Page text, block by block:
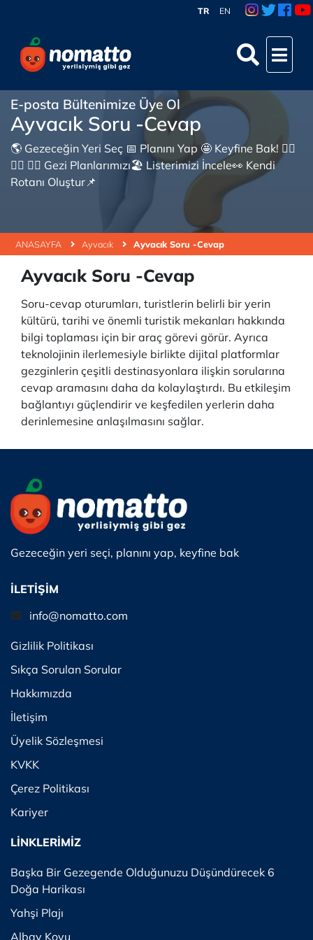
TR EN
ANASAYFA Ayvacık Ayvacık Soru -Cevap
E-posta Bültenimize Üye Ol
Ayvacık Soru -Cevap
🌎 Gezeceğin Yeri Seç 📅 Planını Yap 🤩 Keyfine Bak! 👇🏼
👇🏼 👇🏼 Gezi Planlarımızı🏖 Listerimizi İncele👀 Kendi
Rotanı Oluştur📌
Ayvacık Soru -Cevap
Soru-cevap oturumları, turistlerin belirli bir yerin
kültürü, tarihi ve önemli turistik mekanları hakkında
bilgi toplaması için bir araç görevi görür. Ayrıca
teknolojinin ilerlemesiyle birlikte dijital platformlar
gezginlerin çeşitli destinasyonlara ilişkin sorularına
cevap aramasını daha da kolaylaştırdı. Bu etkileşim
bağlantıyı güçlendirir ve keşfedilen yerlerin daha
derinlemesine anlaşılmasını sağlar.
Gezeceğin yeri seçi, planını yap, keyfine bak
İLETİŞİM
info@nomatto.com
Gizlilik Politikası
Sıkça Sorulan Sorular
Hakkımızda
İletişim
Üyelik Sözleşmesi
KVKK
Çerez Politikası
Kariyer
LİNKLERİMİZ
Başka Bir Gezegende Olduğunuzu Düşündürecek 6
Doğa Harikası
Yahşi Plajı
Albay Koyu